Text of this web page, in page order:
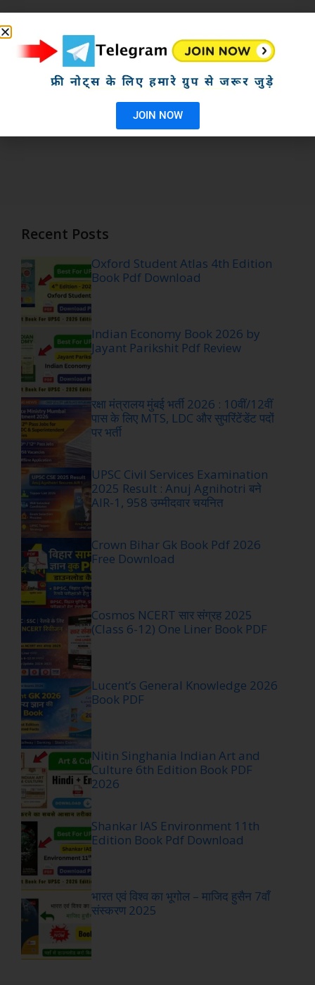
Recent Posts
Oxford Student Atlas 4th Edition
Book Pdf Download
Indian Economy Book 2026 by
Jayant Parikshit Pdf Review
रक्षा मंत्रालय मुंबई भर्ती 2026 : 10वीं/12वीं
पास के लिए MTS, LDC और सुपरिंटेंडेंट पदों
पर भर्ती
UPSC Civil Services Examination
2025 Result : Anuj Agnihotri बने
AIR-1, 958 उम्मीदवार चयनित
Crown Bihar Gk Book Pdf 2026
Free Download
Cosmos NCERT सार संग्रह 2025
(Class 6-12) One Liner Book PDF
Lucent’s General Knowledge 2026
Book PDF
Nitin Singhania Indian Art and
Culture 6th Edition Book PDF
2026
Shankar IAS Environment 11th
Edition Book Pdf Download
भारत एवं विश्व का भूगोल – माजिद हुसैन 7वाँ
संस्करण 2025
JOIN NOW